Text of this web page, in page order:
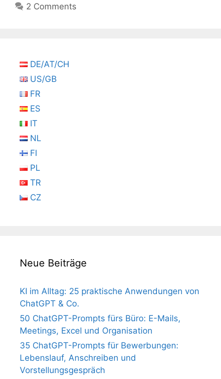
2 Comments
DE/AT/CH
US/GB
FR
ES
IT
NL
FI
PL
TR
CZ
Neue Beiträge
KI im Alltag: 25 praktische Anwendungen von
ChatGPT & Co.
50 ChatGPT-Prompts fürs Büro: E-Mails,
Meetings, Excel und Organisation
35 ChatGPT-Prompts für Bewerbungen:
Lebenslauf, Anschreiben und
Vorstellungsgespräch